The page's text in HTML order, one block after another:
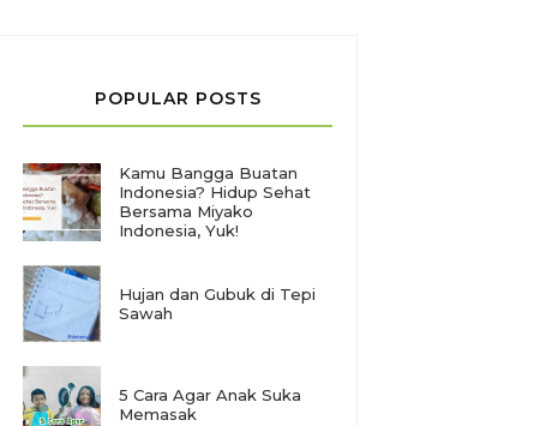
POPULAR POSTS
Kamu Bangga Buatan
Indonesia? Hidup Sehat
Bersama Miyako
Indonesia, Yuk!
Hujan dan Gubuk di Tepi
Sawah
5 Cara Agar Anak Suka
Memasak